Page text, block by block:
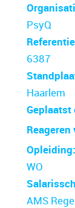
PsyQ
6387
Haarlem
Geplaatst
Reageren
Opleiding:
WO
AMS